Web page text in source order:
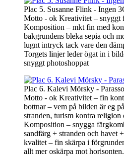
Plac 5. Susanne Flink - Ingen
Motto - ok Kreativitet – snyggt
Komposition – mkt fin med
bakgrundens bleka sepia och
lugnt intryck tack vare den
Torgets linjer leder ögat in i
snyggt photoshoppat
Plac 6. Kalevi Mörsky -
Motto - ok Kreativitet – fin
bottnar – vem på bilden är eg
stranden, turism kontra religion
Komposition – snygga
sandfärg + stranden och havet
kvalitet – fin skärpa i
allt mer oskärpa mot horisonten.